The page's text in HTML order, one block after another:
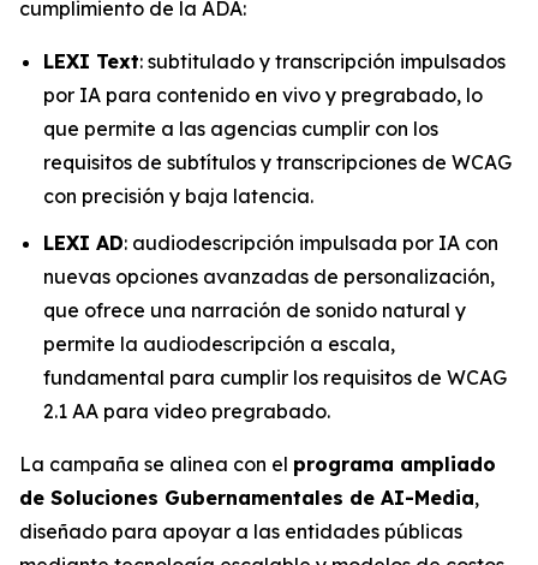
cumplimiento de la ADA:
LEXI Text: subtitulado y transcripción impulsados
por IA para contenido en vivo y pregrabado, lo
que permite a las agencias cumplir con los
requisitos de subtítulos y transcripciones de WCAG
con precisión y baja latencia.
LEXI AD: audiodescripción impulsada por IA con
nuevas opciones avanzadas de personalización,
que ofrece una narración de sonido natural y
permite la audiodescripción a escala,
fundamental para cumplir los requisitos de WCAG
2.1 AA para video pregrabado.
La campaña se alinea con el programa ampliado
de Soluciones Gubernamentales de AI-Media,
diseñado para apoyar a las entidades públicas